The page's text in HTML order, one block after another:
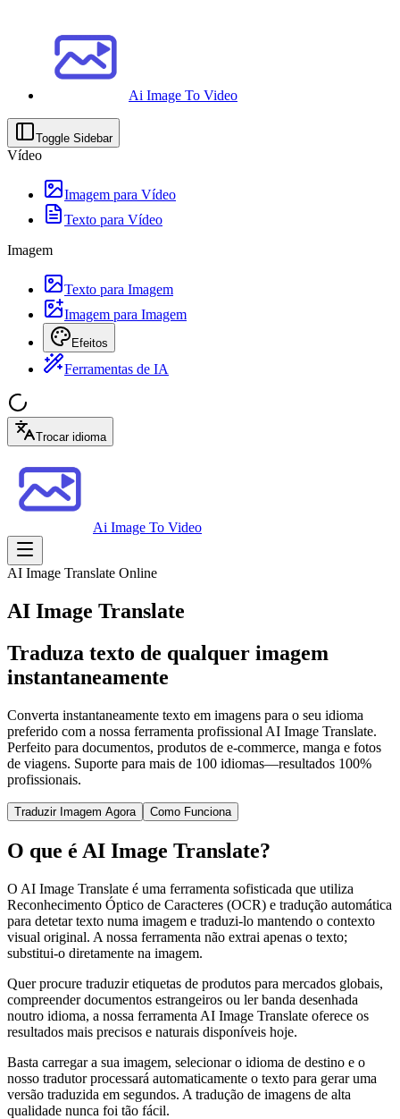
Ai Image To Video
Toggle Sidebar
Vídeo
Imagem para Vídeo
Texto para Vídeo
Imagem
Texto para Imagem
Imagem para Imagem
Efeitos
Ferramentas de IA
Trocar idioma
Ai Image To Video
AI Image Translate Online
AI Image Translate
Traduza texto de qualquer imagem
instantaneamente
Converta instantaneamente texto em imagens para o seu idioma
preferido com a nossa ferramenta profissional AI Image Translate.
Perfeito para documentos, produtos de e-commerce, manga e fotos
de viagens. Suporte para mais de 100 idiomas—resultados 100%
profissionais.
Traduzir Imagem Agora Como Funciona
O que é AI Image Translate?
O AI Image Translate é uma ferramenta sofisticada que utiliza
Reconhecimento Óptico de Caracteres (OCR) e tradução automática
para detetar texto numa imagem e traduzi-lo mantendo o contexto
visual original. A nossa ferramenta não extrai apenas o texto;
substitui-o diretamente na imagem.
Quer procure traduzir etiquetas de produtos para mercados globais,
compreender documentos estrangeiros ou ler banda desenhada
noutro idioma, a nossa ferramenta AI Image Translate oferece os
resultados mais precisos e naturais disponíveis hoje.
Basta carregar a sua imagem, selecionar o idioma de destino e o
nosso tradutor processará automaticamente o texto para gerar uma
versão traduzida em segundos. A tradução de imagens de alta
qualidade nunca foi tão fácil.